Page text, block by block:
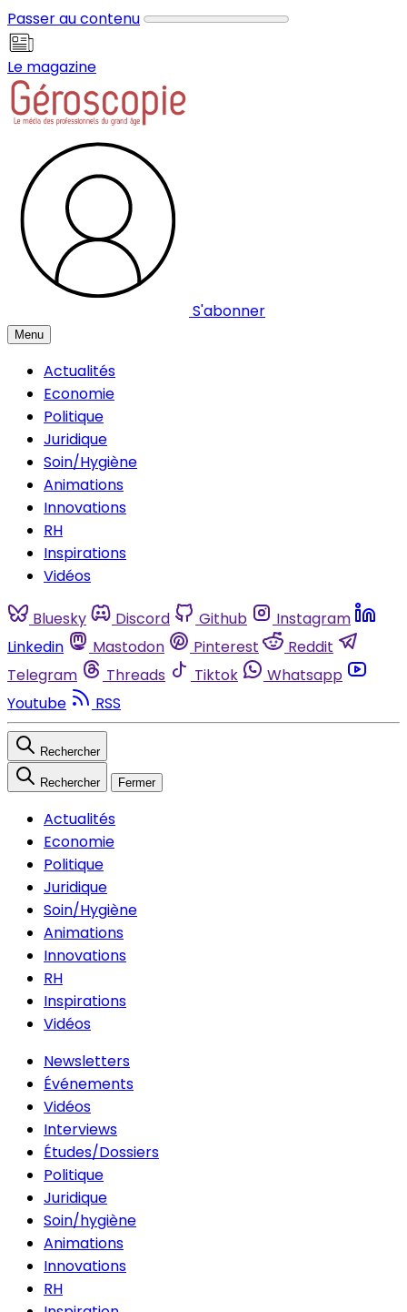
Passer au contenu
Le magazine
S'abonner
Menu
Actualités
Economie
Politique
Juridique
Soin/Hygiène
Animations
Innovations
RH
Inspirations
Vidéos
Bluesky Discord Github
Instagram
Linkedin
Mastodon Pinterest
Reddit
Telegram
Threads Tiktok
Whatsapp
Youtube
RSS
Rechercher
Rechercher Fermer
Actualités
Economie
Politique
Juridique
Soin/Hygiène
Animations
Innovations
RH
Inspirations
Vidéos
Newsletters
Événements
Vidéos
Interviews
Études/Dossiers
Politique
Juridique
Soin/hygiène
Animations
Innovations
RH
Panneau de gestion des cookies